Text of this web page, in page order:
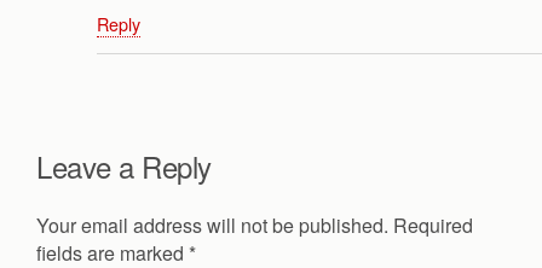
Reply
Leave a Reply
Your email address will not be published. Required
fields are marked *